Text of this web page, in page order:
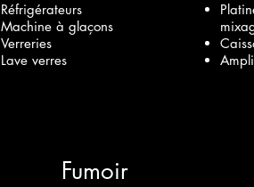
Réfrigérateurs
Machine à glaçons
Verreries
Lave verres
Fumoir